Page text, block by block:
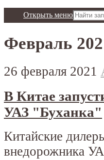
Открыть меню
Февраль
26 февраля 2021
В Китае
УАЗ "Буханка"
Китайские
внедорожника